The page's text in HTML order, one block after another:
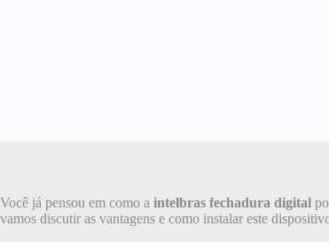
Você já pensou em como a intelbras fechadura digital
vamos discutir as vantagens e como instalar este